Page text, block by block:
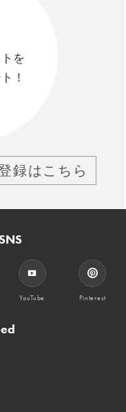
を
！
録はこちら
YouTube Pinterest